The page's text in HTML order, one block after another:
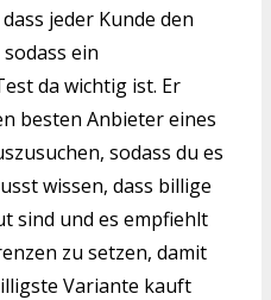
jeder Kunde den
ein
da wichtig ist. Er
besten Anbieter eines
sodass du es
wissen, dass billige
sind und es empfiehlt
zu setzen, damit
Variante kauft